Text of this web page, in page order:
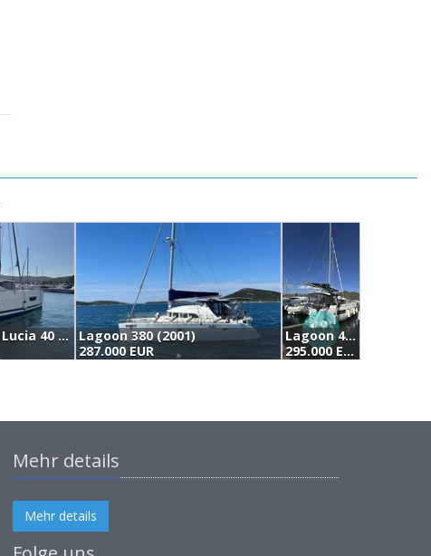
Fountaine Pajot Lucia 40 (2019)
Lagoon 380 (2001)
287.000 EUR
Lagoon 40 (2020)
295.000 EUR
Mehr details
Mehr details